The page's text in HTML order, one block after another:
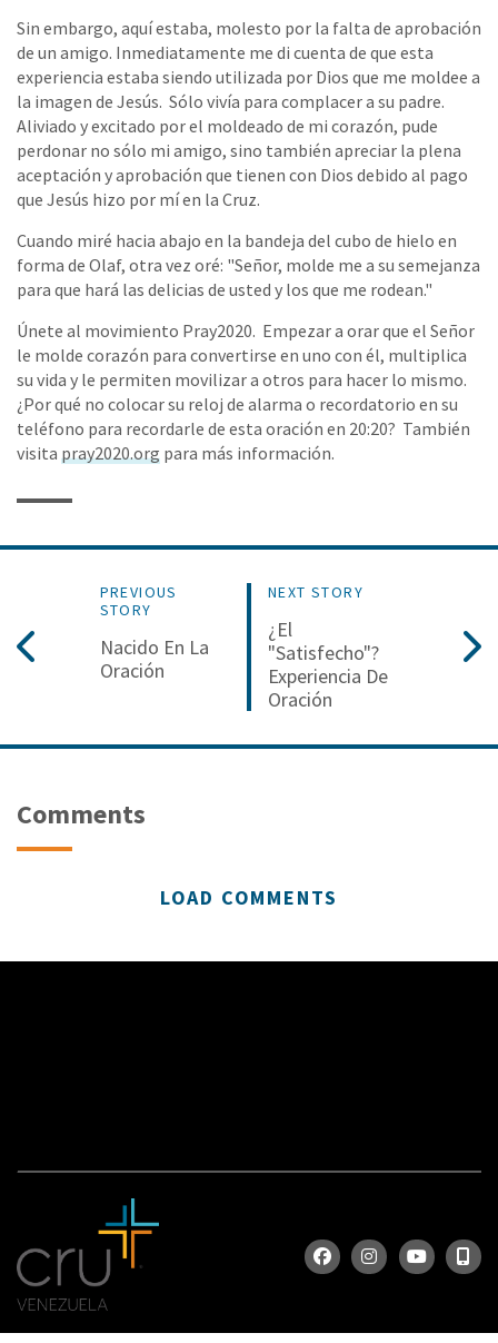
Sin embargo, aquí estaba, molesto por la falta de aprobación
de un amigo. Inmediatamente me di cuenta de que esta
experiencia estaba siendo utilizada por Dios que me moldee a
la imagen de Jesús. Sólo vivía para complacer a su padre.
Aliviado y excitado por el moldeado de mi corazón, pude
perdonar no sólo mi amigo, sino también apreciar la plena
aceptación y aprobación que tienen con Dios debido al pago
que Jesús hizo por mí en la Cruz.
Cuando miré hacia abajo en la bandeja del cubo de hielo en
forma de Olaf, otra vez oré: "Señor, molde me a su semejanza
para que hará las delicias de usted y los que me rodean."
Únete al movimiento Pray2020. Empezar a orar que el Señor
le molde corazón para convertirse en uno con él, multiplica
su vida y le permiten movilizar a otros para hacer lo mismo.
¿Por qué no colocar su reloj de alarma o recordatorio en su
teléfono para recordarle de esta oración en 20:20? También
visita pray2020.org para más información.
PREVIOUS
STORY
Nacido En La
Oración
NEXT STORY
¿El
"Satisfecho"?
Experiencia De
Oración
Comments
LOAD COMMENTS